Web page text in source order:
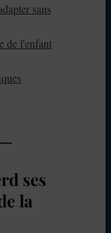
sans
de l'enfant
ses
la